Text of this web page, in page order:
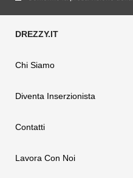
Chi Siamo
Diventa Inserzionista
Contatti
Lavora Con Noi